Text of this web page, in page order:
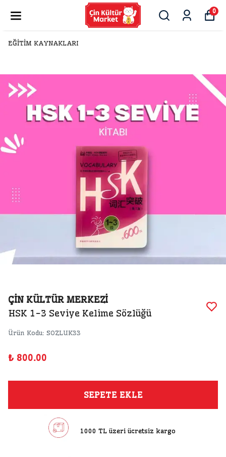
0
EĞİTİM KAYNAKLARI
ÇİN KÜLTÜR MERKEZİ
HSK 1-3 Seviye Kelime Sözlüğü
Ürün Kodu: SOZLUK33
₺ 800.00
SEPETE EKLE
1000 TL üzeri ücretsiz kargo